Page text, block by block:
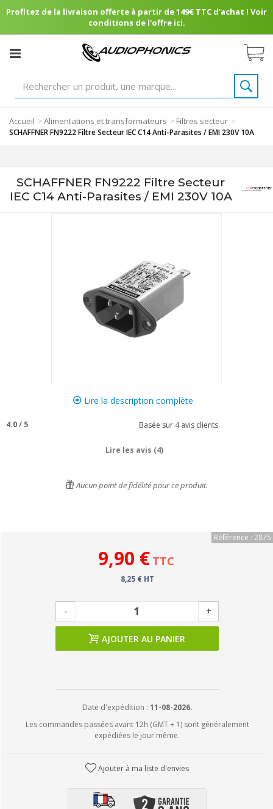
Profitez de la livraison offerte à partir de 149€ TTC d'achat ! Voir
conditions de l'offre ici.
Accueil >Alimentations et transformateurs > Filtres secteur >
SCHAFFNER FN9222 Filtre Secteur IEC C14 Anti-Parasites / EMI 230V 10A
SCHAFFNER FN9222 Filtre Secteur
IEC C14 Anti-Parasites / EMI 230V 10A
Lire la description complète
4.0/ 5 Basée sur 4avis clients.
Lire les avis (4)
Aucun point de fidélité pour ce produit.
Référence : 2875
9,90 € TTC
8,25 € HT
- +
AJOUTER AU PANIER
Date d'expédition : 11-08-2026.
Les commandes passées avant 12h (GMT + 1) sont généralement
expédiées le jour même.
Ajouter à ma liste d'envies